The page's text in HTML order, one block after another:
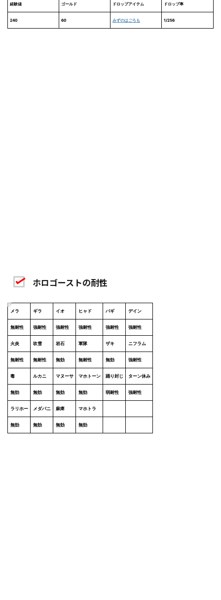
経験値 ゴールド ドロップアイテム ドロップ率
240 60 みずのはごろも 1/256
ホロゴーストの耐性
メラ ギラ イオ ヒャド バギ デイン
無耐性 強耐性 強耐性 強耐性 強耐性 強耐性
火炎 吹雪 岩石 軍隊 ザキ ニフラム
無耐性 無耐性 無効 無耐性 無効 強耐性
毒 ルカニ マヌーサ マホトーン 踊り封じ ターン休み
無効 無効 無効 無効 弱耐性 強耐性
ラリホー メダパニ 麻痺 マホトラ
無効 無効 無効 無効